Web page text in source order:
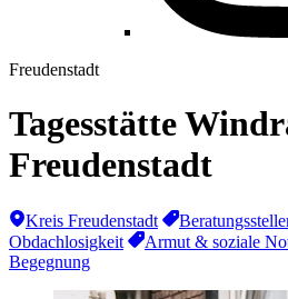
Freudenstadt
Tagesstätte
Freudenstadt
Kreis Freudenstadt
Obdachlosigkeit
Armut & soziale
Begegnung